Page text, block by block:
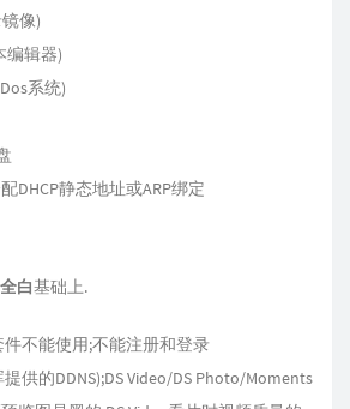
像)
编辑器)
系统)
DHCP静态地址或ARP绑定
全白基础上.
不能使用;不能注册和登录
供的DDNS);DS Video/DS Photo/Moments